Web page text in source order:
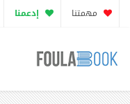
مهمتنا إدعمنا